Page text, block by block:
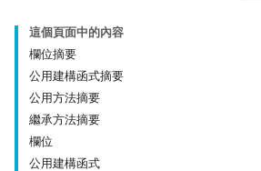
這個頁面中的內容
欄位摘要
公用建構函式摘要
公用方法摘要
繼承方法摘要
欄位
公用建構函式